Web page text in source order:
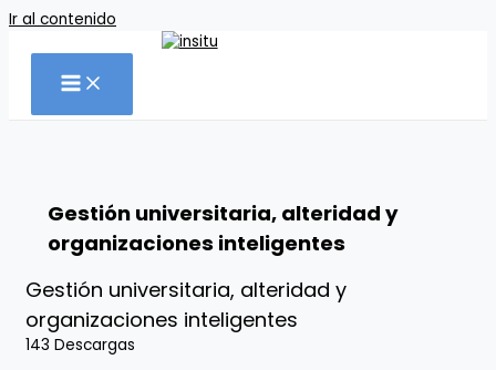
Ir al contenido
Gestión universitaria, alteridad y
organizaciones inteligentes
Gestión universitaria, alteridad y
organizaciones inteligentes
143 Descargas